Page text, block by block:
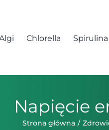
Chlorella Spirulina
Napięcie
Strona główna